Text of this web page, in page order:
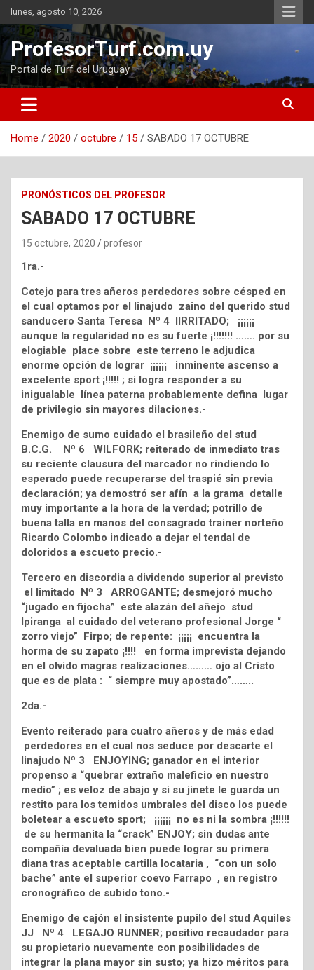
Skip
to
content
lunes, agosto 10, 2026
ProfesorTurf.com.uy
Portal de Turf del Uruguay
Home 2020 octubre 15 SABADO 17 OCTUBRE
PRONÓSTICOS DEL PROFESOR
SABADO 17 OCTUBRE
15 octubre, 2020 profesor
1ra.-
Cotejo para tres añeros perdedores sobre césped en
el cual optamos por el linajudo zaino del querido stud
sanducero Santa Teresa Nº 4 IIRRITADO; ¡¡¡¡¡¡
aunque la regularidad no es su fuerte ¡!!!!!!! ……. por su
elogiable place sobre este terreno le adjudica
enorme opción de lograr ¡¡¡¡¡¡ inminente ascenso a
excelente sport ¡!!!!! ; si logra responder a su
inigualable línea paterna probablemente defina lugar
de privilegio sin mayores dilaciones.-
Enemigo de sumo cuidado el brasileño del stud
B.C.G. Nº 6 WILFORK; reiterado de inmediato tras
su reciente clausura del marcador no rindiendo lo
esperado puede recuperarse del traspié sin previa
declaración; ya demostró ser afín a la grama detalle
muy importante a la hora de la verdad; potrillo de
buena talla en manos del consagrado trainer norteño
Ricardo Colombo indicado a dejar el tendal de
doloridos a escueto precio.-
Tercero en discordia a dividendo superior al previsto
el limitado Nº 3 ARROGANTE; desmejoró mucho
“jugado en fijocha” este alazán del añejo stud
Ipiranga al cuidado del veterano profesional Jorge “
zorro viejo” Firpo; de repente: ¡¡¡¡¡ encuentra la
horma de su zapato ¡!!!! en forma imprevista dejando
en el olvido magras realizaciones……… ojo al Cristo
que es de plata : “ siempre muy apostado”……..
2da.-
Evento reiterado para cuatro añeros y de más edad
perdedores en el cual nos seduce por descarte el
linajudo Nº 3 ENJOYING; ganador en el interior
propenso a “quebrar extraño maleficio en nuestro
medio” ; es veloz de abajo y si su jinete le guarda un
restito para los temidos umbrales del disco los puede
boletear a escueto sport; ¡¡¡¡¡¡ no es ni la sombra ¡!!!!!!
de su hermanita la “crack” ENJOY; sin dudas ante
compañía devaluada bien puede lograr su primera
diana tras aceptable cartilla locataria , “con un solo
bache” ante el superior coevo Farrapo , en registro
cronográfico de subido tono.-
Enemigo de cajón el insistente pupilo del stud Aquiles
JJ Nº 4 LEGAJO RUNNER; positivo recaudador para
su propietario nuevamente con posibilidades de
integrar la plana mayor sin susto; ya hizo méritos para